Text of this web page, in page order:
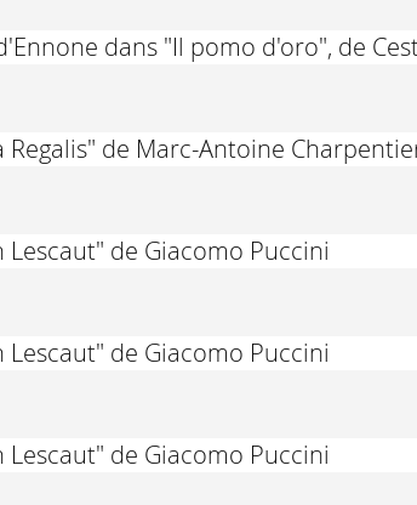
dans "Il pomo d'oro", de
de Marc-Antoine
de Giacomo Puccini
de Giacomo Puccini
de Giacomo Puccini